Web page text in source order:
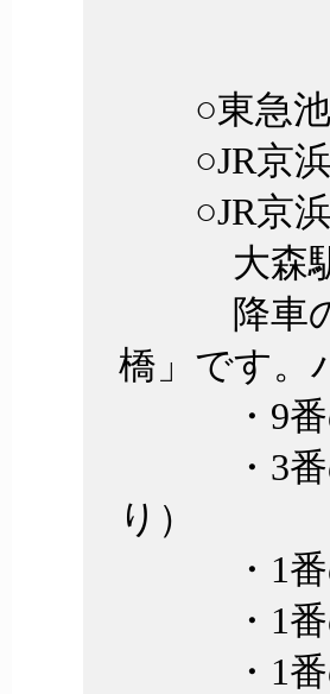
○東急池
○JR京浜
○JR京浜
大森駅西
降車のバ
橋」です。
・9番の
・3番の
り）
・1番の
・1番の
・1番の